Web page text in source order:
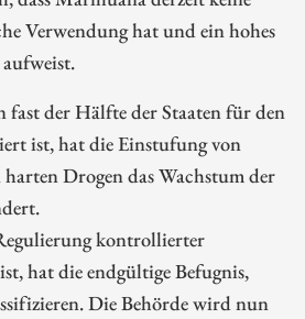
Verwendung hat und ein hohes
der Hälfte der Staaten für den
ist, hat die Einstufung von
Drogen das Wachstum der
kontrollierter
hat die endgültige Befugnis,
Die Behörde wird nun